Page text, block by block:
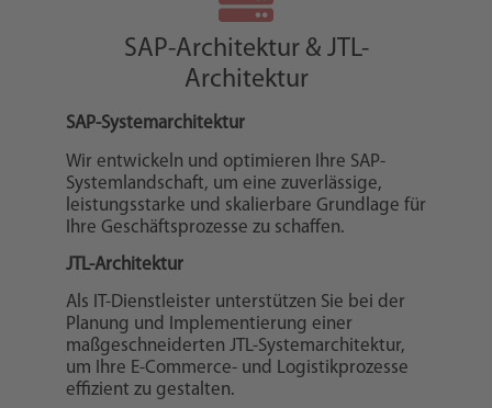
SAP-Architektur & JTL-
Architektur
SAP-Systemarchitektur
Wir entwickeln und optimieren Ihre SAP-
Systemlandschaft, um eine zuverlässige,
leistungsstarke und skalierbare Grundlage für
Ihre Geschäftsprozesse zu schaffen.
JTL-Architektur
Als IT-Dienstleister unterstützen Sie bei der
Planung und Implementierung einer
maßgeschneiderten JTL-Systemarchitektur,
um Ihre E-Commerce- und Logistikprozesse
effizient zu gestalten.